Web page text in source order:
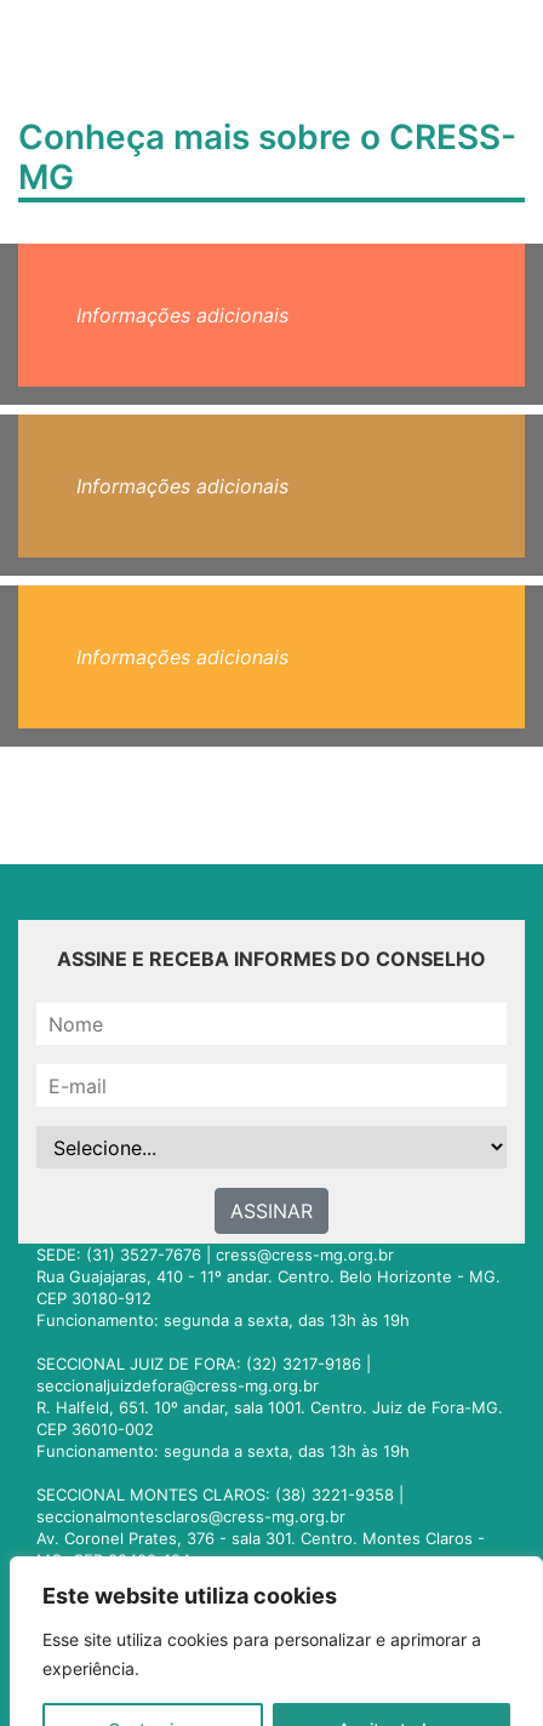
Este website utiliza cookies
Esse site utiliza cookies para personalizar e aprimorar a
experiência.
Conheça mais sobre o CRESS-
MG
Informações adicionais
Informações adicionais
Informações adicionais
ASSINE E RECEBA INFORMES DO CONSELHO
ASSINAR
SEDE: (31) 3527-7676 | cress@cress-mg.org.br
Rua Guajajaras, 410 - 11º andar. Centro. Belo Horizonte - MG.
CEP 30180-912
Funcionamento: segunda a sexta, das 13h às 19h
SECCIONAL JUIZ DE FORA: (32) 3217-9186 |
seccionaljuizdefora@cress-mg.org.br
R. Halfeld, 651. 10º andar, sala 1001. Centro. Juiz de Fora-MG.
CEP 36010-002
Funcionamento: segunda a sexta, das 13h às 19h
SECCIONAL MONTES CLAROS: (38) 3221-9358 |
seccionalmontesclaros@cress-mg.org.br
Av. Coronel Prates, 376 - sala 301. Centro. Montes Claros -
MG. CEP 39400-104
seccionaluberlandia@cress-mg.org.br
Av. Afonso Pena, 547 - sala 101. Uberlândia - MG. CEP